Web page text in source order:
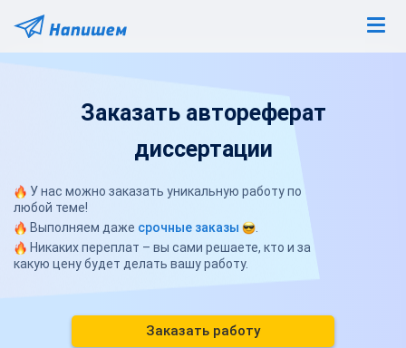
Заказать автореферат
диссертации
У нас можно заказать уникальную работу по
любой теме!
Выполняем даже срочные заказы
Никаких переплат – вы сами решаете, кто и за
какую цену будет делать вашу работу.
Заказать работу